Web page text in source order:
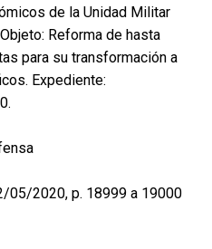
de la Unidad Militar
Reforma de hasta
para su transformación a
Expediente:
05/2020, p. 18999 a 19000